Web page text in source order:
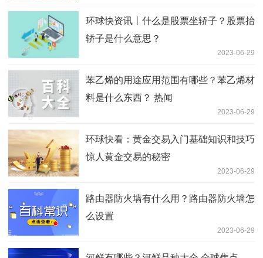
环球快资讯丨什么是股票坐轿子？股票抬
轿子是什么意思？
2023-06-29
苯乙烯的用途应用范围有哪些？苯乙烯材
料是什么东西？ 热闻
2023-06-29
环球快看：黄金交易入门基础知识和技巧
惊人黄金交易的秘密
2023-06-29
路由器防火墙有什么用？路由器防火墙怎
么设置
2023-06-29